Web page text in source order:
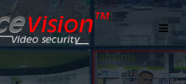
to
content